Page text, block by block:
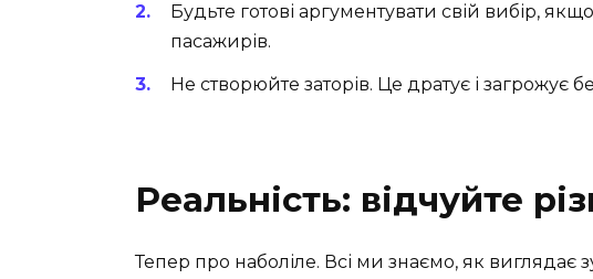
Будьте готові аргументувати свій вибір,
пасажирів.
Не створюйте заторів. Це дратує і загрожує
Реальність: відчуйте
Тепер про наболіле. Всі ми знаємо, як виглядає